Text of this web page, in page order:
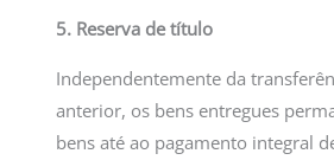
5. Reserva de título
Independentemente da
anterior, os bens entregues
bens até ao pagamento integral